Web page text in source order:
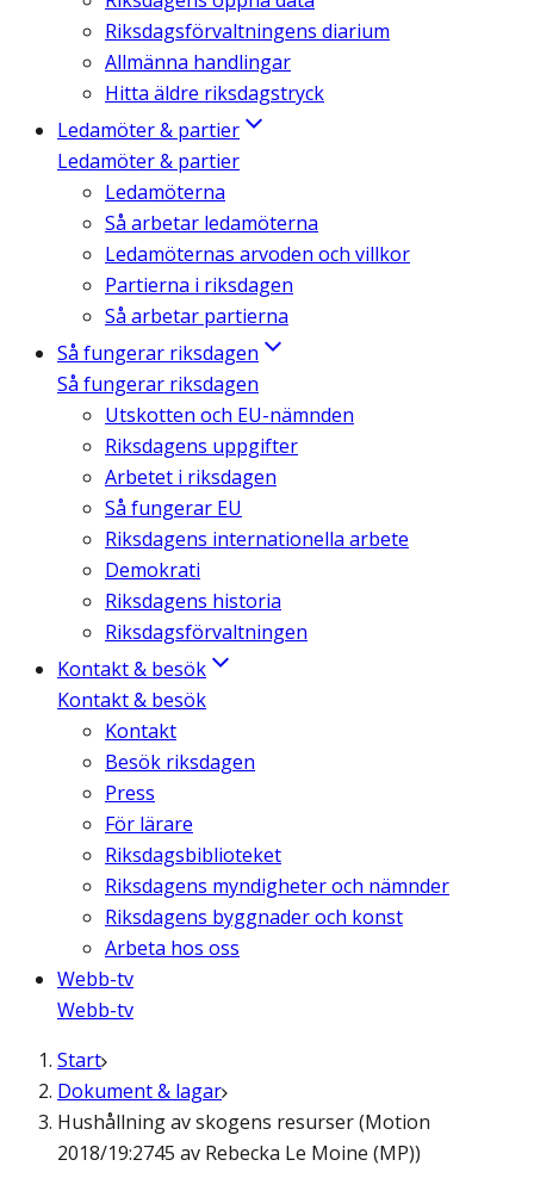
Riksdagsförvaltningens diarium
Allmänna handlingar
Hitta äldre riksdagstryck
Ledamöter & partier
Ledamöter & partier
Ledamöterna
Så arbetar ledamöterna
Ledamöternas arvoden och villkor
Partierna i riksdagen
Så arbetar partierna
Så fungerar riksdagen
Så fungerar riksdagen
Utskotten och EU-nämnden
Riksdagens uppgifter
Arbetet i riksdagen
Så fungerar EU
Riksdagens internationella arbete
Demokrati
Riksdagens historia
Riksdagsförvaltningen
Kontakt & besök
Kontakt & besök
Kontakt
Besök riksdagen
Press
För lärare
Riksdagsbiblioteket
Riksdagens myndigheter och nämnder
Riksdagens byggnader och konst
Arbeta hos oss
Webb-tv
Webb-tv
Start
Dokument & lagar
Hushållning av skogens resurser (Motion
2018/19:2745 av Rebecka Le Moine (MP))